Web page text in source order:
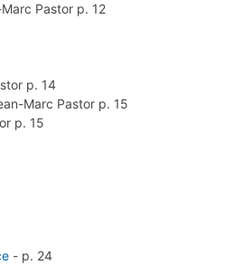
Pastor p. 12
p. 14
Marc Pastor p. 15
p. 15
- p. 24